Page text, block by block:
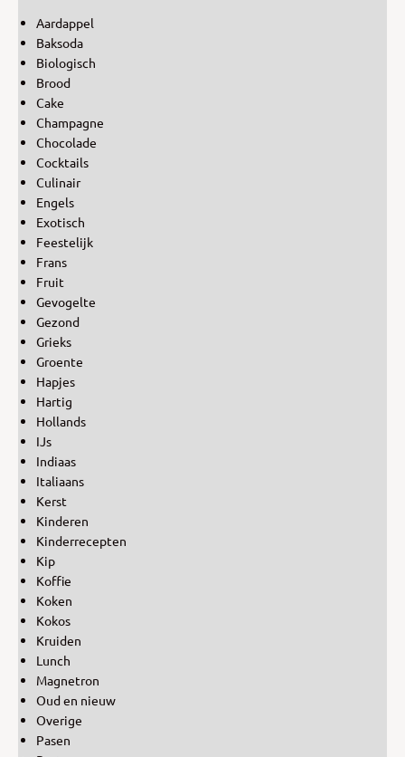
Aardappel
Baksoda
Biologisch
Brood
Cake
Champagne
Chocolade
Cocktails
Culinair
Engels
Exotisch
Feestelijk
Frans
Fruit
Gevogelte
Gezond
Grieks
Groente
Hapjes
Hartig
Hollands
IJs
Indiaas
Italiaans
Kerst
Kinderen
Kinderrecepten
Kip
Koffie
Koken
Kokos
Kruiden
Lunch
Magnetron
Oud en nieuw
Overige
Pasen